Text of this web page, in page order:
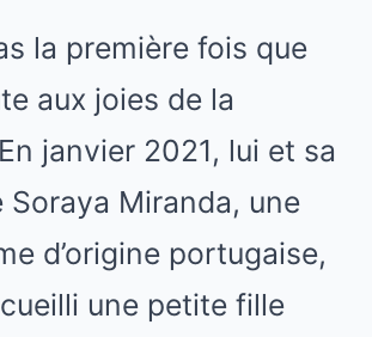
la première fois que
aux joies de la
janvier 2021, lui et sa
Soraya Miranda, une
d’origine portugaise,
une petite fille